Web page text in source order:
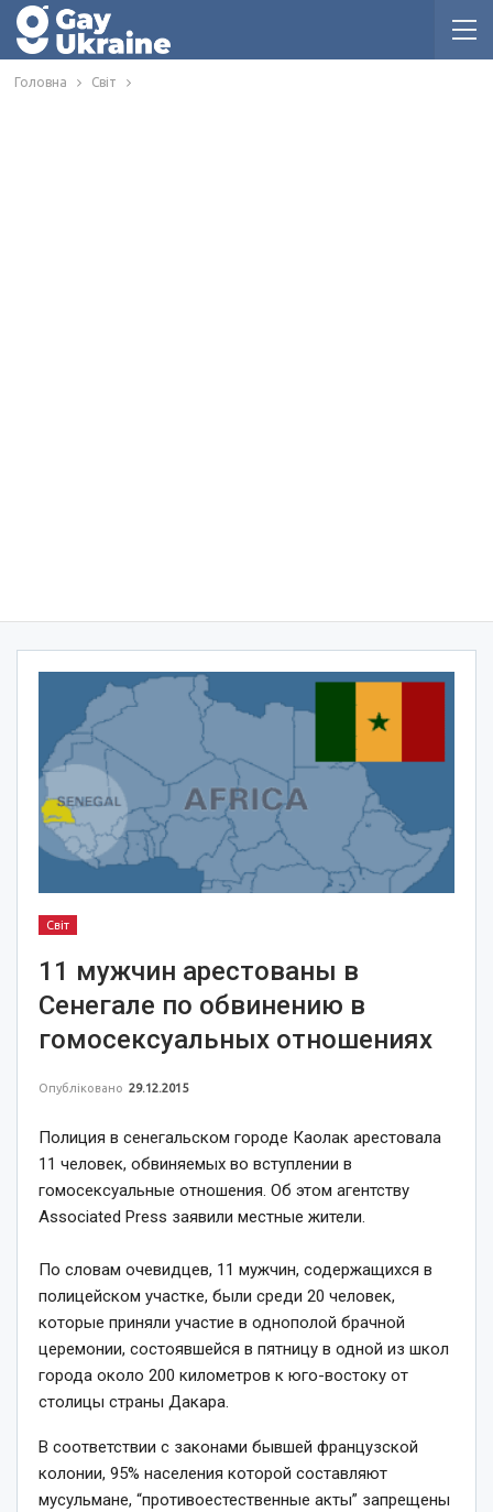
Головна Світ
Світ
11 мужчин арестованы в
Сенегале по обвинению в
гомосексуальных отношениях
Опубліковано 29.12.2015
Полиция в сенегальском городе Каолак арестовала
11 человек, обвиняемых во вступлении в
гомосексуальные отношения. Об этом агентству
Associated Press заявили местные жители.
По словам очевидцев, 11 мужчин, содержащихся в
полицейском участке, были среди 20 человек,
которые приняли участие в однополой брачной
церемонии, состоявшейся в пятницу в одной из школ
города около 200 километров к юго-востоку от
столицы страны Дакара.
В соответствии с законами бывшей французской
колонии, 95% населения которой составляют
мусульмане, “противоестественные акты” запрещены